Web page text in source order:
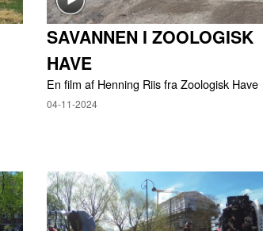
SAVANNEN I ZOOLOGISK
HAVE
En film af Henning Riis fra Zoologisk Have
04-11-2024